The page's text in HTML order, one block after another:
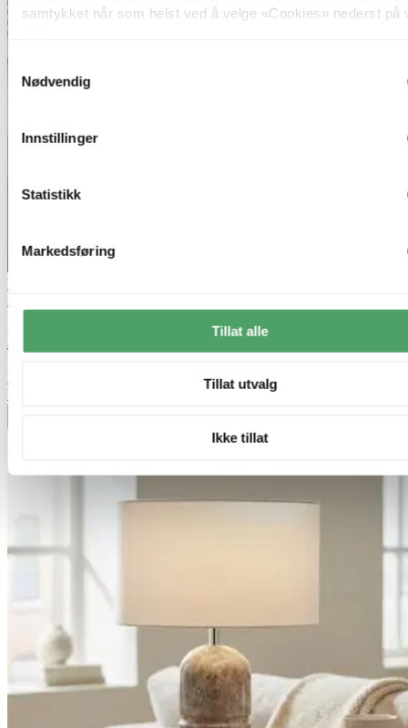
samtykket når som helst ved å velge «Cookies» nederst på
Samtykkevalg
Nødvendig
Innstillinger
Statistikk
Markedsføring
Tillat alle
Tillat utvalg
Ikke tillat
Lagertømming
Lucide
Maduka bordlampe 61cm natur
kr 3 209,-
kr 5 349,-